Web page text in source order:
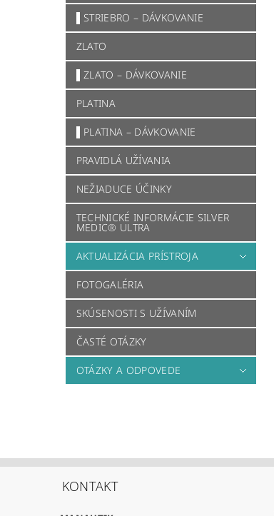
▌STRIEBRO – DÁVKOVANIE
ZLATO
▌ZLATO – DÁVKOVANIE
PLATINA
▌PLATINA – DÁVKOVANIE
PRAVIDLÁ UŽÍVANIA
NEŽIADUCE ÚČINKY
TECHNICKÉ INFORMÁCIE SILVER
MEDIC® ULTRA
AKTUALIZÁCIA PRÍSTROJA
FOTOGALÉRIA
SKÚSENOSTI S UŽÍVANÍM
ČASTÉ OTÁZKY
OTÁZKY A ODPOVEDE
KONTAKT